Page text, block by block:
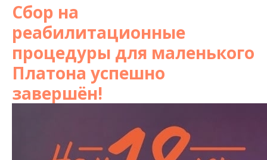
Сбор на
реабилитационные
процедуры для маленького
Платона успешно
завершён!